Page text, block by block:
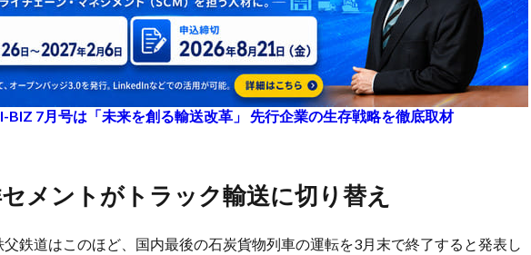
BIZ 7月号は「未来を創る輸送改革」 先行企業の生存戦略を徹底取材
セメントがトラック輸送に切り替え
鉄道はこのほど、国内最後の石炭貨物列車の運転を3月末で終了すると発表し